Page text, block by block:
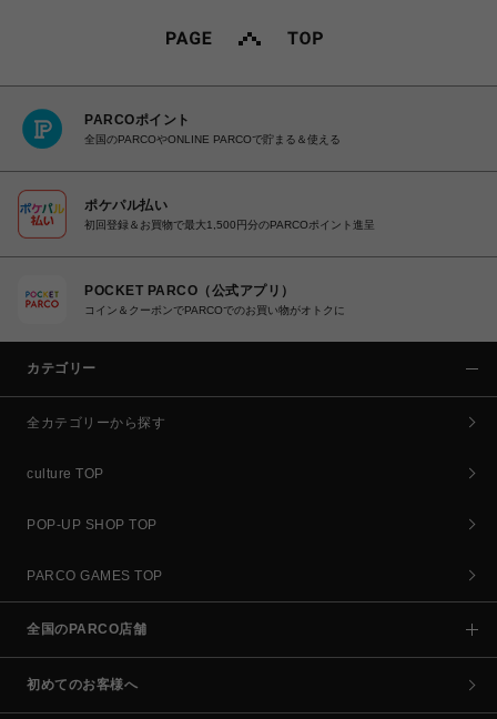
PARCOポイント
全国のPARCOやONLINE PARCOで貯まる＆使える
ポケパル払い
初回登録＆お買物で最大1,500円分のPARCOポイント進呈
POCKET PARCO（公式アプリ）
コイン＆クーポンでPARCOでのお買い物がオトクに
カテゴリー
全カテゴリーから探す
culture TOP
POP-UP SHOP TOP
PARCO GAMES TOP
全国のPARCO店舗
初めてのお客様へ